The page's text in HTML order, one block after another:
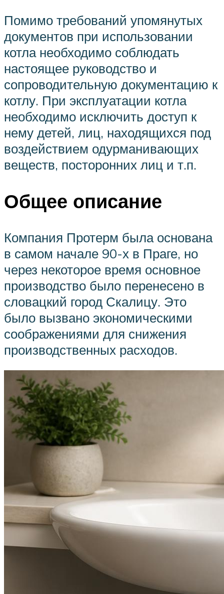
Помимо требований упомянутых
документов при использовании
котла необходимо соблюдать
настоящее руководство и
сопроводительную документацию к
котлу. При эксплуатации котла
необходимо исключить доступ к
нему детей, лиц, находящихся под
воздействием одурманивающих
веществ, посторонних лиц и т.п.
Общее описание
Компания Протерм была основана
в самом начале 90-х в Праге, но
через некоторое время основное
производство было перенесено в
словацкий город Скалицу. Это
было вызвано экономическими
соображениями для снижения
производственных расходов.